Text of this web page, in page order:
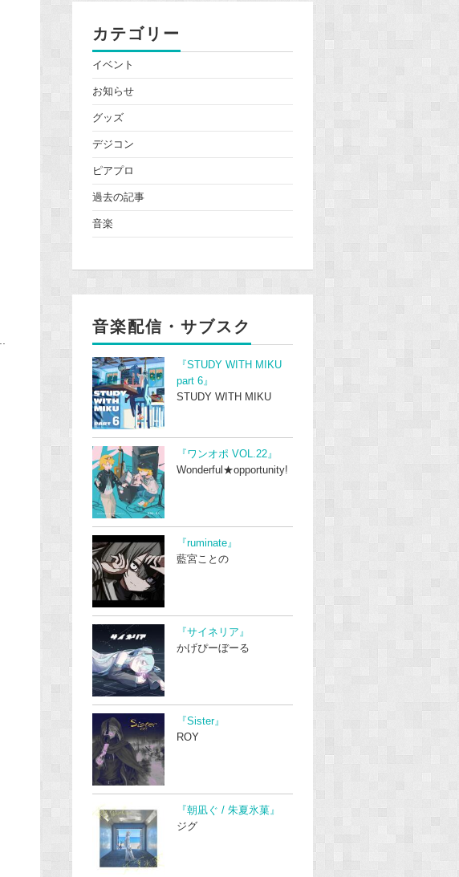
カテゴリー
イベント
お知らせ
グッズ
デジコン
ピアプロ
過去の記事
音楽
音楽配信・サブスク
『STUDY WITH MIKU
part 6』
STUDY WITH MIKU
『ワンオポ VOL.22』
Wonderful★opportunity!
『ruminate』
藍宮ことの
『サイネリア』
かげぴーぼーる
『Sister』
ROY
『朝凪ぐ / 朱夏氷菓』
ジグ